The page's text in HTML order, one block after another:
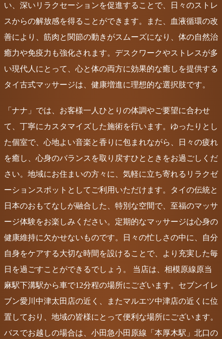
い、深いリラクセーションを促進することで、日々のストレ
スからの解放感を得ることができます。また、血液循環の改
善により、筋肉と関節の動きがスムーズになり、体の自然治
癒力や免疫力も強化されます。デスクワークやストレスが多
い現代人にとって、心と体の両方に効果的な癒しを提供する
タイ古式マッサージは、健康増進に理想的な選択肢です。
「ナナ」では、お客様一人ひとりの体調やご要望に合わせ
て、丁寧にカスタマイズした施術を行います。ゆったりとし
た個室で、心地よい音楽と香りに包まれながら、日々の疲れ
を癒し、心身のバランスを取り戻すひとときをお過ごしくだ
さい。地域にお住まいの方々に、気軽に立ち寄れるリラクゼ
ーションスポットとしてご利用いただけます。タイの伝統と
日本のおもてなしが融合した、特別な空間で、至福のマッサ
ージ体験をお楽しみください。定期的なマッサージは心身の
健康維持に欠かせないものです。日々の忙しさの中に、自分
自身をケアする大切な時間を設けることで、より充実した毎
日を過ごすことができるでしょう。 当店は、相模原線原当
麻駅下溝駅から車で12分程の場所にございます。セブンイレ
ブン愛川中津太田店の近く、またマルエツ中津店の近くに位
置しており、地域の皆様にとって便利な場所にございます。
バスでお越しの場合は、小田急小田原線「本厚木駅」北口の